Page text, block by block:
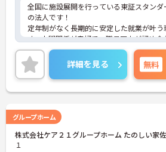
全国に施設展開を行っている東証スタンダ
の法人です！
定年制がなく長期的に安定した就業が叶う
す。人間関係が良好で、職員同士が認め合
根付いています。
ご興味のある方には、面接対策ポイントな
に詳細をご案内しますのでお気軽にご相談
い！
詳細を見る 無料
グループホーム
株式会社ケア２１グループホーム たのしい家
１